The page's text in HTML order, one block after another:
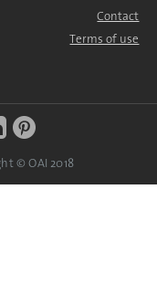
Contact
Terms of use
© OAI 2018